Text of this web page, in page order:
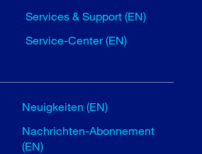
Services & Support (EN)
Service-Center (EN)
Neuigkeiten (EN)
Nachrichten-Abonnement
(EN)